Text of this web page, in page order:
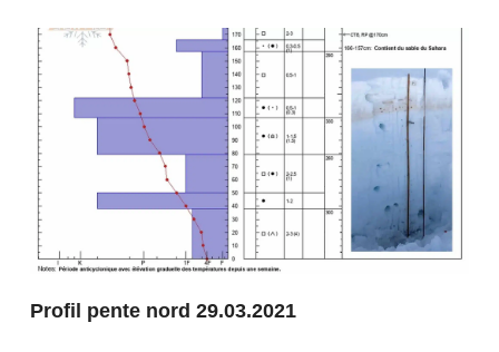
Profil pente nord 29.03.2021